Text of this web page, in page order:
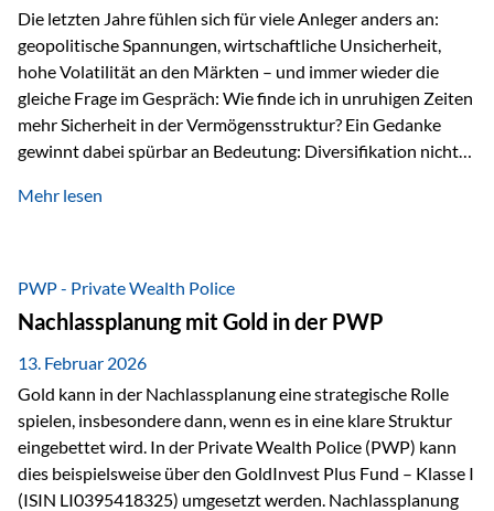
Die letzten Jahre fühlen sich für viele Anleger anders an:
geopolitische Spannungen, wirtschaftliche Unsicherheit,
hohe Volatilität an den Märkten – und immer wieder die
gleiche Frage im Gespräch: Wie finde ich in unruhigen Zeiten
mehr Sicherheit in der Vermögensstruktur? Ein Gedanke
gewinnt dabei spürbar an Bedeutung: Diversifikation nicht
Wer Vermögen ausschließlich in einem Rechtsraum
Liechtenstein eine Rolle spielen: außerhalb der EU, ohne
Euro, mit einem eigenständigen Rechts- und Finanzplatz.
Und genau an dieser Stelle setzt der 3-Zellenschutz an –…
Mehr lesen
PWP - Private Wealth Police
Nachlassplanung mit Gold in der PWP
13. Februar 2026
Gold kann in der Nachlassplanung eine strategische Rolle
spielen, insbesondere dann, wenn es in eine klare Struktur
eingebettet wird. In der Private Wealth Police (PWP) kann
dies beispielsweise über den GoldInvest Plus Fund – Klasse I
(ISIN LI0395418325) umgesetzt werden. Nachlassplanung